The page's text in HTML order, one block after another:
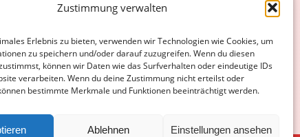
Zustimmung verwalten
Erlebnis zu bieten, verwenden wir Technologien wie Cookies, um
zu speichern und/oder darauf zuzugreifen. Wenn du diesen
können wir Daten wie das Surfverhalten oder eindeutige IDs
verarbeiten. Wenn du deine Zustimmung nicht erteilst oder
bestimmte Merkmale und Funktionen beeinträchtigt werden.
Ablehnen Einstellungen ansehen